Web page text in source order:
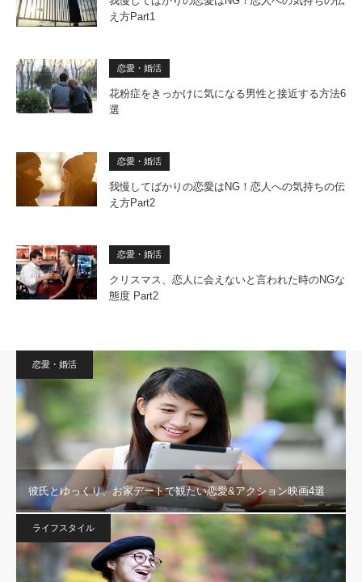
え方Part1
恋愛・婚活
花粉症をきっかけに気になる男性と接近する方法6
選
恋愛・婚活
我慢してばかりの恋愛はNG！恋人への気持ちの伝
え方Part2
恋愛・婚活
クリスマス、恋人に会えないと言われた時のNGな
態度 Part2
恋愛・婚活
彼氏とゆっくり、お家デートで観たい恋愛&アクション映画4選
ライフスタイル